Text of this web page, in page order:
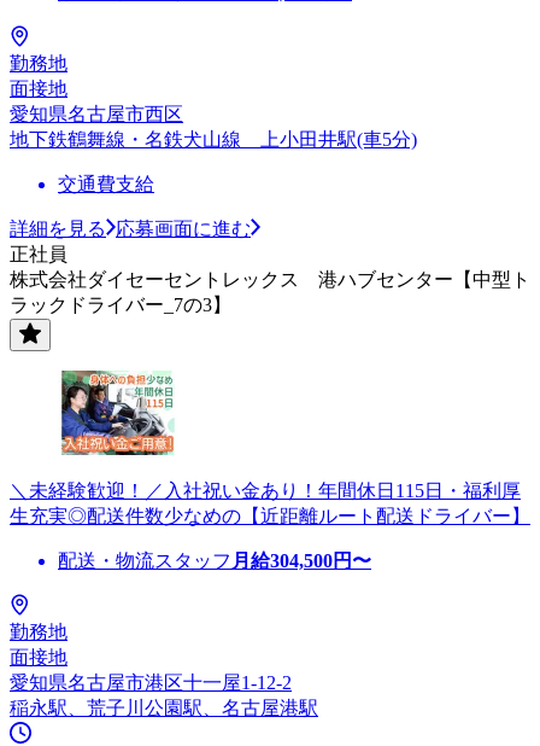
勤務地
面接地
愛知県名古屋市西区
地下鉄鶴舞線・名鉄犬山線 上小田井駅(車5分)
交通費支給
詳細を見る
応募画面に進む
正社員
株式会社ダイセーセントレックス 港ハブセンター【中型ト
ラックドライバー_7の3】
＼未経験歓迎！／入社祝い金あり！年間休日115日・福利厚
生充実◎配送件数少なめの【近距離ルート配送ドライバー】
配送・物流スタッフ 月給304,500円〜
勤務地
面接地
愛知県名古屋市港区十一屋1-12-2
稲永駅、荒子川公園駅、名古屋港駅